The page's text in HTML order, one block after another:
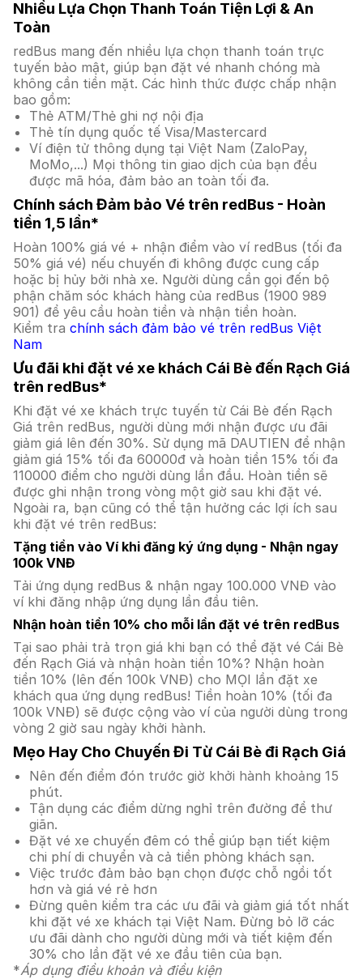
Nhiều Lựa Chọn Thanh Toán Tiện Lợi & An
Toàn
redBus mang đến nhiều lựa chọn thanh toán trực
tuyến bảo mật, giúp bạn đặt vé nhanh chóng mà
không cần tiền mặt. Các hình thức được chấp nhận
bao gồm:
Thẻ ATM/Thẻ ghi nợ nội địa
Thẻ tín dụng quốc tế Visa/Mastercard
Ví điện tử thông dụng tại Việt Nam (ZaloPay,
MoMo,...) Mọi thông tin giao dịch của bạn đều
được mã hóa, đảm bảo an toàn tối đa.
Chính sách Đảm bảo Vé trên redBus - Hoàn
tiền 1,5 lần*
Hoàn 100% giá vé + nhận điểm vào ví redBus (tối đa
50% giá vé) nếu chuyến đi không được cung cấp
hoặc bị hủy bởi nhà xe. Người dùng cần gọi đến bộ
phận chăm sóc khách hàng của redBus (1900 989
901) để yêu cầu hoàn tiền và nhận tiền hoàn.
Kiểm tra chính sách đảm bảo vé trên redBus Việt
Nam
Ưu đãi khi đặt vé xe khách Cái Bè đến Rạch Giá
trên redBus*
Khi đặt vé xe khách trực tuyến từ Cái Bè đến Rạch
Giá trên redBus, người dùng mới nhận được ưu đãi
giảm giá lên đến 30%. Sử dụng mã DAUTIEN để nhận
giảm giá 15% tối đa 60000đ và hoàn tiền 15% tối đa
110000 điểm cho người dùng lần đầu. Hoàn tiền sẽ
được ghi nhận trong vòng một giờ sau khi đặt vé.
Ngoài ra, bạn cũng có thể tận hưởng các lợi ích sau
khi đặt vé trên redBus:
Tặng tiền vào Ví khi đăng ký ứng dụng - Nhận ngay
100k VNĐ
Tải ứng dụng redBus & nhận ngay 100.000 VNĐ vào
ví khi đăng nhập ứng dụng lần đầu tiên.
Nhận hoàn tiền 10% cho mỗi lần đặt vé trên redBus
Tại sao phải trả trọn giá khi bạn có thể đặt vé Cái Bè
đến Rạch Giá và nhận hoàn tiền 10%? Nhận hoàn
tiền 10% (lên đến 100k VNĐ) cho MỌI lần đặt xe
khách qua ứng dụng redBus! Tiền hoàn 10% (tối đa
100k VNĐ) sẽ được cộng vào ví của người dùng trong
vòng 2 giờ sau ngày khởi hành.
Mẹo Hay Cho Chuyến Đi Từ Cái Bè đi Rạch Giá
Nên đến điểm đón trước giờ khởi hành khoảng 15
phút.
Tận dụng các điểm dừng nghỉ trên đường để thư
giãn.
Đặt vé xe chuyến đêm có thể giúp bạn tiết kiệm
chi phí di chuyển và cả tiền phòng khách sạn.
Việc trước đảm bảo bạn chọn được chỗ ngồi tốt
hơn và giá vé rẻ hơn
Đừng quên kiểm tra các ưu đãi và giảm giá tốt nhất
khi đặt vé xe khách tại Việt Nam. Đừng bỏ lỡ các
ưu đãi dành cho người dùng mới và tiết kiệm đến
30% cho lần đặt vé xe đầu tiên của bạn.
*Áp dụng điều khoản và điều kiện